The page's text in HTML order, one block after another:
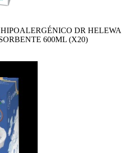
DR HELEWA
600ML (X20)